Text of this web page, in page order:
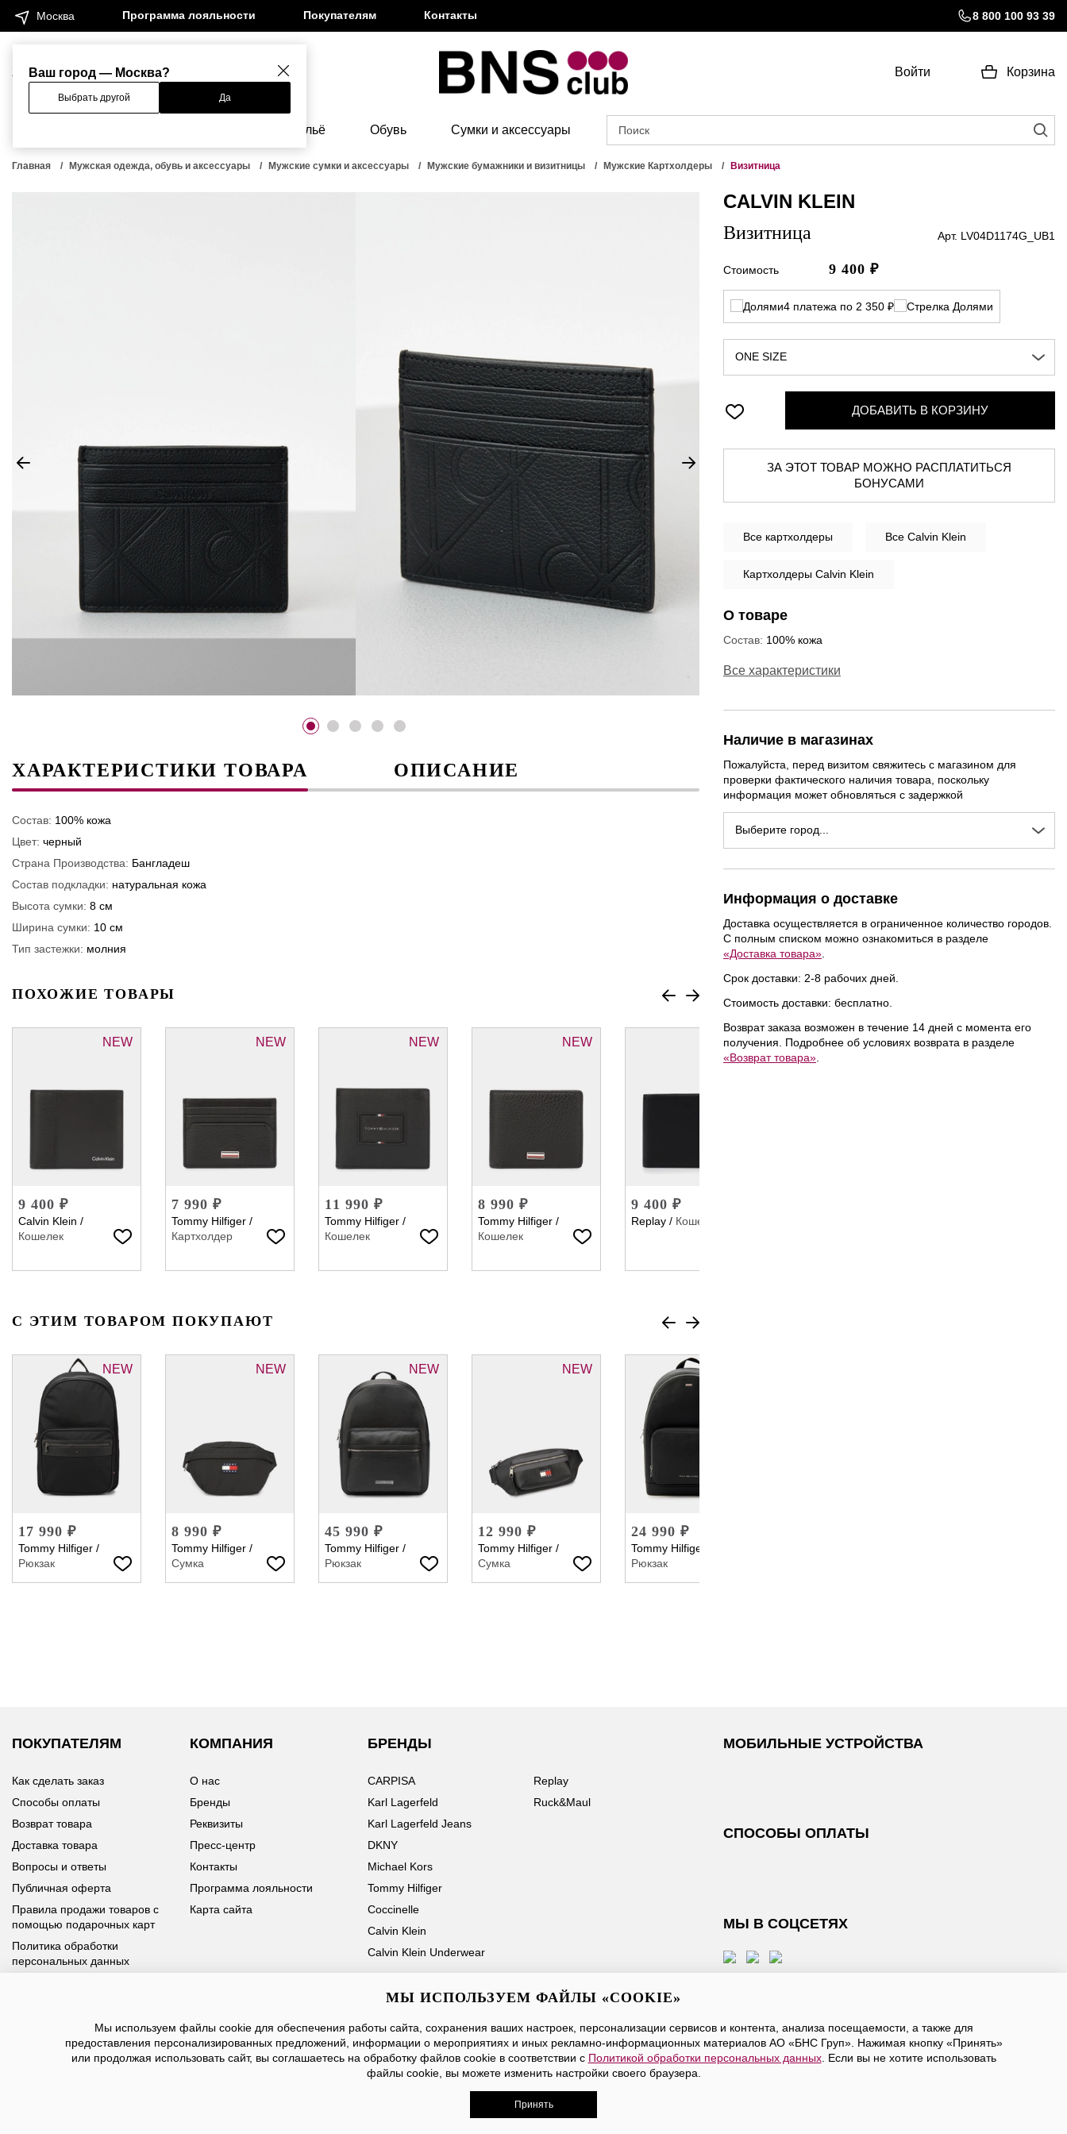
Ваш город — Москва?
Выбрать другой Да
Москва Программа лояльности Покупателям Контакты 8 800 100 93 39
Женщинам Мужчинам Войти Корзина
Бельё Обувь Сумки и аксессуары
Главная Мужская одежда, обувь и аксессуары Мужские сумки и аксессуары Мужские бумажники и визитницы Мужские Картхолдеры Визитница
ХАРАКТЕРИСТИКИ ТОВАРА ОПИСАНИЕ
Состав: 100% кожа
Цвет: черный
Страна Производства: Бангладеш
Состав подкладки: натуральная кожа
Высота сумки: 8 см
Ширина сумки: 10 см
Тип застежки: молния
ПОХОЖИЕ ТОВАРЫ
NEW
9 400 ₽
Calvin Klein /
Кошелек
NEW
7 990 ₽
Tommy Hilfiger /
Картхолдер
NEW
11 990 ₽
Tommy Hilfiger /
Кошелек
NEW
8 990 ₽
Tommy Hilfiger /
Кошелек
NEW
9 400 ₽
Replay / Кошелек
NEW
С ЭТИМ ТОВАРОМ ПОКУПАЮТ
NEW
17 990 ₽
Tommy Hilfiger /
Рюкзак
NEW
8 990 ₽
Tommy Hilfiger /
Сумка
NEW
45 990 ₽
Tommy Hilfiger /
Рюкзак
NEW
12 990 ₽
Tommy Hilfiger /
Сумка
24 990 ₽
Tommy Hilfiger
Рюкзак
CALVIN KLEIN
Визитница Арт. LV04D1174G_UB1
Стоимость 9 400 ₽
4 платежа по 2 350 ₽
ONE SIZE
ДОБАВИТЬ В КОРЗИНУ
ЗА ЭТОТ ТОВАР МОЖНО РАСПЛАТИТЬСЯ
БОНУСАМИ
Все картхолдеры Все Calvin Klein
Картхолдеры Calvin Klein
О товаре
Состав: 100% кожа
Все характеристики
Наличие в магазинах
Пожалуйста, перед визитом свяжитесь с магазином для
проверки фактического наличия товара, поскольку
информация может обновляться с задержкой
Выберите город...
Информация о доставке
Доставка осуществляется в ограниченное количество городов.
С полным списком можно ознакомиться в разделе
«Доставка товара»
Срок доставки: 2-8 рабочих дней.
Стоимость доставки: бесплатно.
Возврат заказа возможен в течение 14 дней с момента его
получения. Подробнее об условиях возврата в разделе
«Возврат товара»
ПОКУПАТЕЛЯМ
Как сделать заказ
Способы оплаты
Возврат товара
Доставка товара
Вопросы и ответы
Публичная оферта
Правила продажи товаров с
помощью подарочных карт
Политика обработки
персональных данных
КОМПАНИЯ
О нас
Бренды
Реквизиты
Пресс-центр
Контакты
Программа лояльности
Карта сайта
БРЕНДЫ
CARPISA
Karl Lagerfeld
Karl Lagerfeld Jeans
DKNY
Michael Kors
Tommy Hilfiger
Coccinelle
Calvin Klein
Calvin Klein Underwear
Replay
Ruck&Maul
МОБИЛЬНЫЕ УСТРОЙСТВА
СПОСОБЫ ОПЛАТЫ
МЫ В СОЦСЕТЯХ
У вас возникли вопросы?
Позвоните нам по телефону8 800 100 93 39или заполните
форму, мы обязательно с вами свяжемся
Ваше имя Email
Нажимая на кнопку «Отправить», вы принимаете условияПубличной оферты, даетесогласие на обработку персональных данных
2026 ©BNSGroup — интернет-магазин модной одежды, обуви и аксессуаров. Все права защищены. Доставка в ограниченное количество городов России.
МЫ ИСПОЛЬЗУЕМ ФАЙЛЫ «COOKIE»
Мы используем файлы cookie для обеспечения работы сайта, сохранения ваших настроек, персонализации сервисов и контента, анализа посещаемости, а также для
предоставления персонализированных предложений, информации о мероприятиях и иных рекламно-информационных материалов АО «БНС Груп». Нажимая кнопку «Принять»
или продолжая использовать сайт, вы соглашаетесь на обработку файлов cookie в соответствии с Политикой обработки персональных данных. Если вы не хотите использовать
файлы cookie, вы можете изменить настройки своего браузера.
Принять